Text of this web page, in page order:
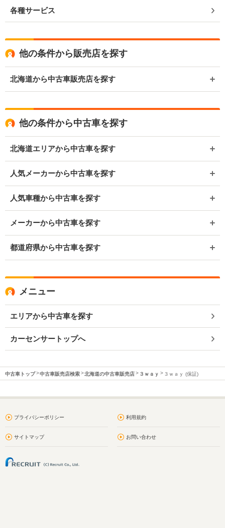
各種サービス
他の条件から販売店を探す
北海道から中古車販売店を探す
他の条件から中古車を探す
北海道エリアから中古車を探す
人気メーカーから中古車を探す
人気車種から中古車を探す
メーカーから中古車を探す
都道府県から中古車を探す
メニュー
エリアから中古車を探す
カーセンサートップへ
中古車トップ 中古車販売店検索 北海道の中古車販売店 ３ｗａｙ ３ｗａｙ (保証)
プライバシーポリシー 利用規約
サイトマップ お問い合わせ